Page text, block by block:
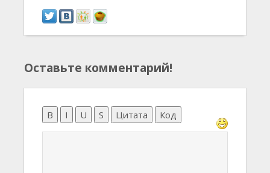
Оставьте комментарий!
B I U S Цитата Код